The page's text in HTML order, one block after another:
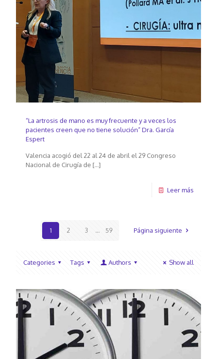
“La artrosis de mano es muy frecuente y a veces los
pacientes creen que no tiene solución” Dra. García
Espert
Valencia acogió del 22 al 24 de abril el 29 Congreso
Nacional de Cirugía de […]
Leer más
1 2 3 ... 59 Página siguiente
Categories Tags Authors Show all